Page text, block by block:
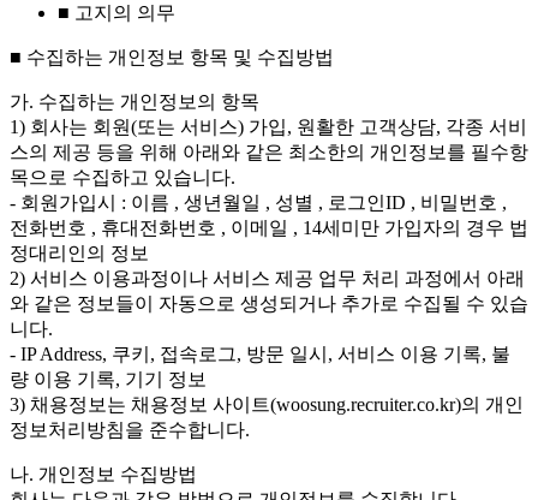
■ 고지의 의무
■ 수집하는 개인정보 항목 및 수집방법
가. 수집하는 개인정보의 항목
1) 회사는 회원(또는 서비스) 가입, 원활한 고객상담, 각종 서비
스의 제공 등을 위해 아래와 같은 최소한의 개인정보를 필수항
목으로 수집하고 있습니다.
- 회원가입시 : 이름 , 생년월일 , 성별 , 로그인ID , 비밀번호 ,
전화번호 , 휴대전화번호 , 이메일 , 14세미만 가입자의 경우 법
정대리인의 정보
2) 서비스 이용과정이나 서비스 제공 업무 처리 과정에서 아래
와 같은 정보들이 자동으로 생성되거나 추가로 수집될 수 있습
니다.
- IP Address, 쿠키, 접속로그, 방문 일시, 서비스 이용 기록, 불
량 이용 기록, 기기 정보
3) 채용정보는 채용정보 사이트(woosung.recruiter.co.kr)의 개인
정보처리방침을 준수합니다.
나. 개인정보 수집방법